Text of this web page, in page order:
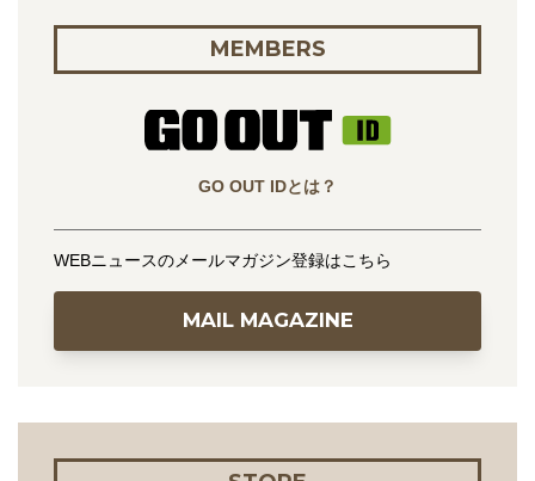
MEMBERS
GO OUT IDとは？
WEBニュースのメールマガジン登録はこちら
MAIL MAGAZINE